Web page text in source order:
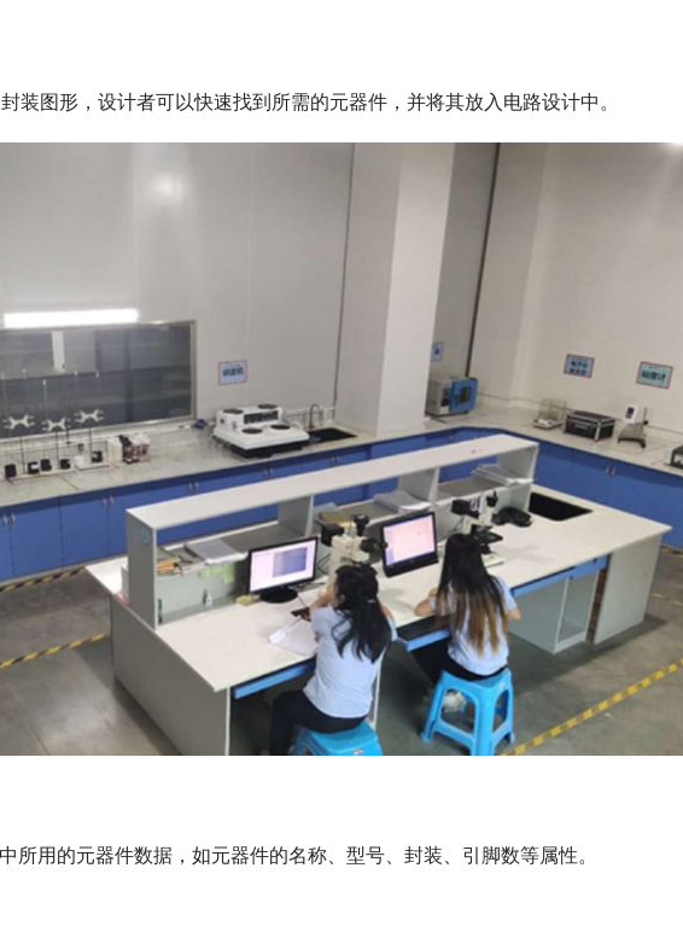
装图形，设计者可以快速找到所需的元器件，并将其放入电路设计中。
所用的元器件数据，如元器件的名称、型号、封装、引脚数等属性。